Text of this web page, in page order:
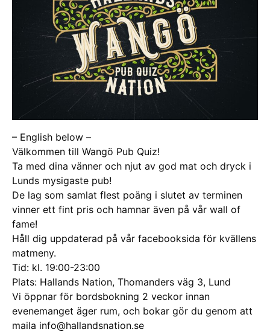
– English below –
Välkommen till Wangö Pub Quiz!
Ta med dina vänner och njut av god mat och dryck i
Lunds mysigaste pub!
De lag som samlat flest poäng i slutet av terminen
vinner ett fint pris och hamnar även på vår wall of
fame!
Håll dig uppdaterad på vår facebooksida för kvällens
matmeny.
Tid: kl. 19:00-23:00
Plats: Hallands Nation, Thomanders väg 3, Lund
Vi öppnar för bordsbokning 2 veckor innan
evenemanget äger rum, och bokar gör du genom att
maila info@hallandsnation.se